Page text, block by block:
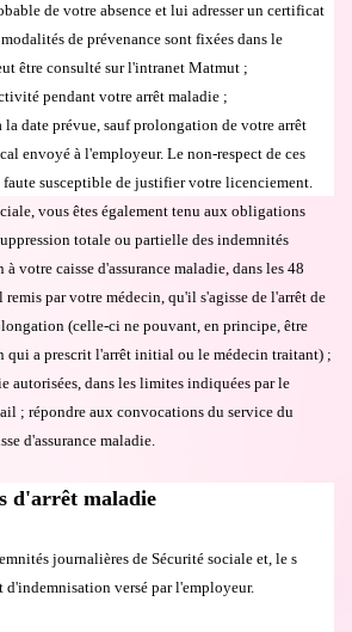
de votre absence et lui adresser un certificat
de prévenance sont fixées dans le
être consulté sur l'intranet Matmut ;
é pendant votre arrêt maladie ;
la date prévue, sauf prolongation de votre arrêt
envoyé à l'employeur. Le non-respect de ces
susceptible de justifier votre licenciement.
vous êtes également tenu aux obligations
totale ou partielle des indemnités
à votre caisse d'assurance maladie, dans les 48
remis par votre médecin, qu'il s'agisse de l'arrêt de
(celle-ci ne pouvant, en principe, être
qui a prescrit l'arrêt initial ou le médecin traitant) ;
autorisées, dans les limites indiquées par le
; répondre aux convocations du service du
d'assurance maladie.
d'arrêt maladie
és journalières de Sécurité sociale et, le s
d'indemnisation versé par l'employeur.